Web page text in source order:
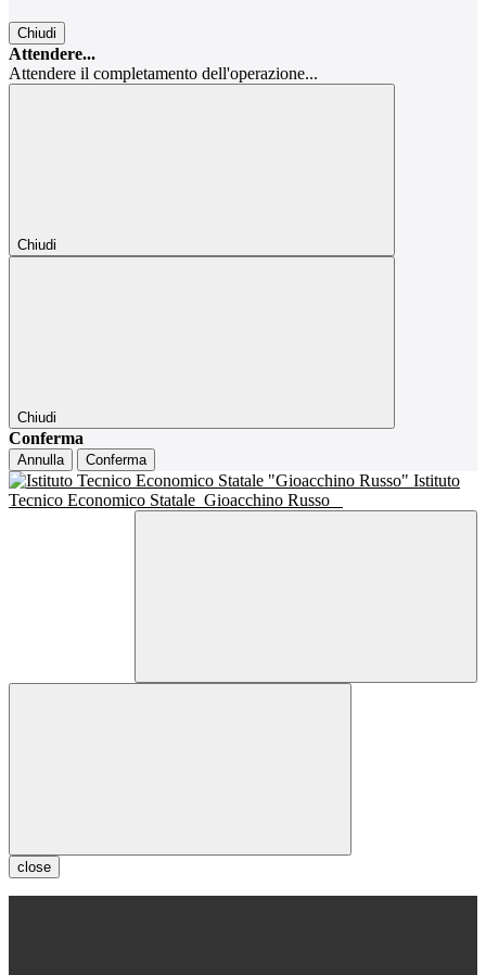
Chiudi
Attendere...
Attendere il completamento dell'operazione...
Chiudi
Chiudi
Conferma
Annulla Conferma
Istituto
Tecnico Economico Statale Gioacchino Russo
close